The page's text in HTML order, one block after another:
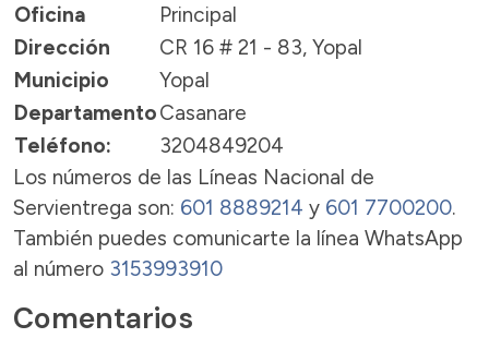
Oficina
Principal
Dirección
CR 16 # 21 - 83, Yopal
Municipio
Yopal
DepartamentoCasanare
Teléfono:
3204849204
Los números de las Líneas Nacional de
Servientrega son: 601 8889214 y 601 7700200.
También puedes comunicarte la línea WhatsApp
al número 3153993910
Comentarios